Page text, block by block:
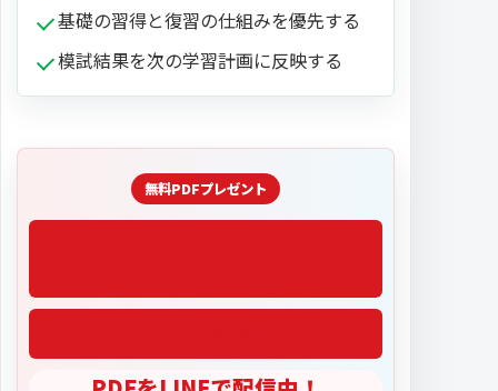
基礎の習得と復習の仕組みを優先する
模試結果を次の学習計画に反映する